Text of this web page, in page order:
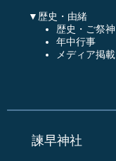
▼歴史・由緒
歴史・ご祭神
年中行事
メディア掲載
諫早神社